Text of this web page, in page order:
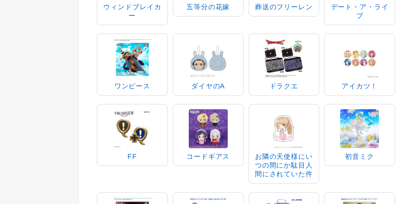
ウィンドブレイカ
ー
五等分の花嫁 葬送のフリーレン
デート・ア・ライ
ブ
ワンピース ダイヤのA ドラクエ アイカツ！
FF コードギアス
お隣の天使様にい
つの間にか駄目人
間にされていた件
初音ミク